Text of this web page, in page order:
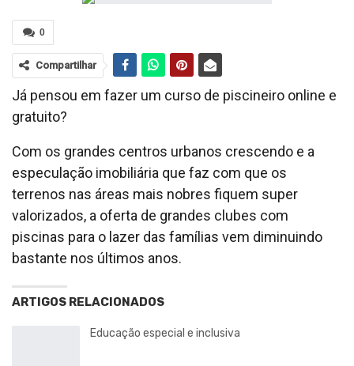
0
Compartilhar
Já pensou em fazer um curso de piscineiro online e
gratuito?
Com os grandes centros urbanos crescendo e a
especulação imobiliária que faz com que os
terrenos nas áreas mais nobres fiquem super
valorizados, a oferta de grandes clubes com
piscinas para o lazer das famílias vem diminuindo
bastante nos últimos anos.
ARTIGOS RELACIONADOS
Educação especial e inclusiva